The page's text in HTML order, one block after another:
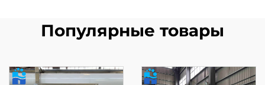
Популярные товары